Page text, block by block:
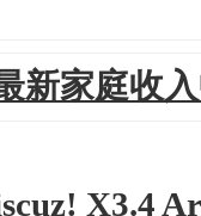
新家庭收
X3.4